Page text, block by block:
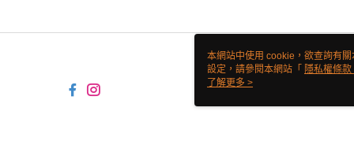
本網站中使用 cookie，欲查詢有
設定，請參閱本網站「 隱私權條款
使用 cookie。
了解更多 >